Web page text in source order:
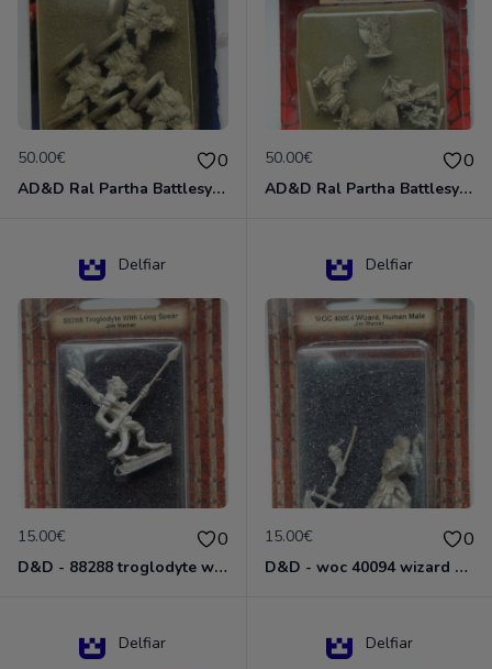
50.00€ 0
AD&D Ral Partha Battlesystem Miniatures Pack Iron Lord Dwarf Crossbowmen 11-854
50.00€ 0
AD&D Ral Partha Battlesystem Villains/Forgotten Realms 11-955 Miniatures
Delfiar
15.00€ 0
D&D - 88288 troglodyte with long Miniature - Donjons Dragons
Delfiar
15.00€ 0
D&D - woc 40094 wizard human male Miniature - Donjons Dragons
Delfiar Delfiar